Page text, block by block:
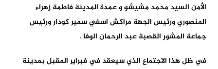
الأمن السيد محمد مشيشو و عمدة المدينة فاطمة زهراء
المنصوري ورئيس الجهة مراكش اسفي سمير كودار ورئيس
جماعة المشور القصبة عبد الرحمان الوفا .
في ظل هذا الاجتماع الذي سيعقد في فبراير المقبل بمدينة